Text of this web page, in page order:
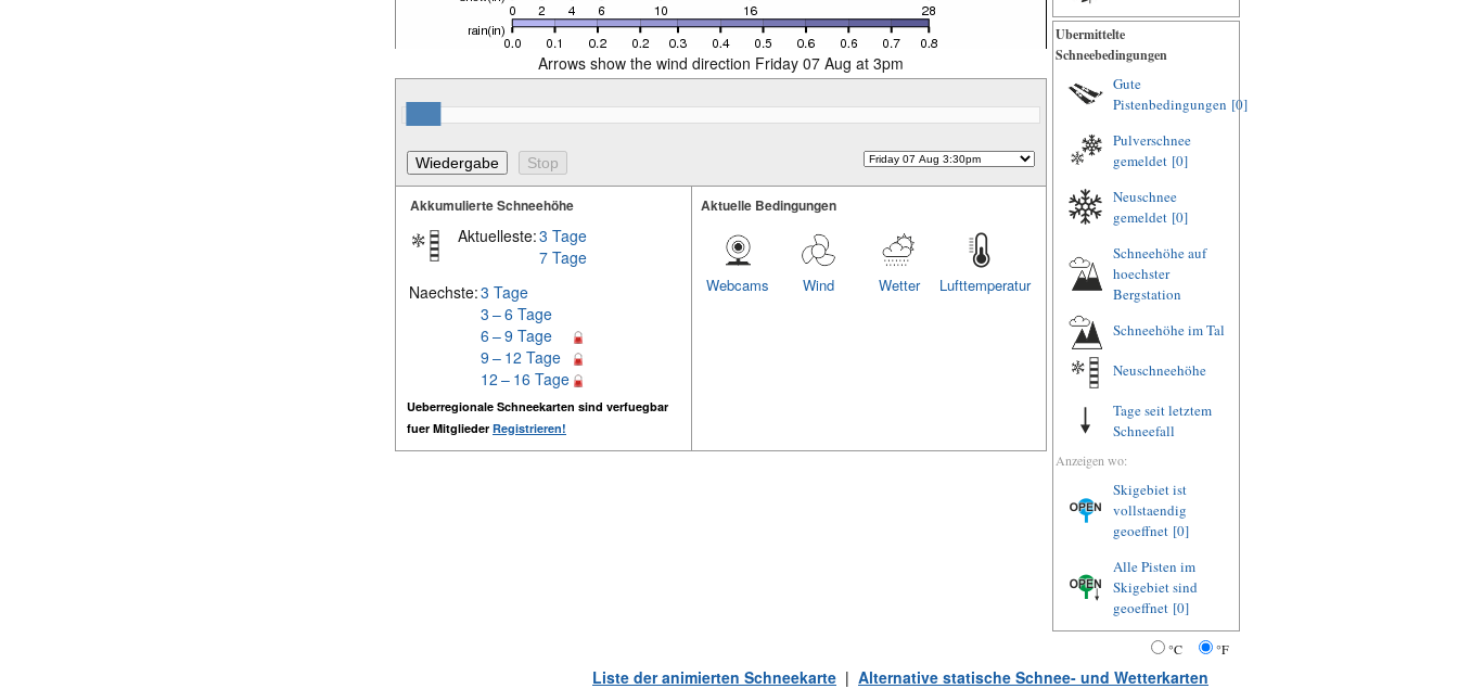
Arrows show the wind direction Friday 07 Aug at 3pm
Akkumulierte Schneehöhe
Aktuelleste:3 Tage
7 Tage
Naechste:3 Tage
3 – 6 Tage
6 – 9 Tage
9 – 12 Tage
12 – 16 Tage
Ueberregionale Schneekarten sind verfuegbar
fuer Mitglieder Registrieren!
Aktuelle Bedingungen
Lufttemperatur
Wetter
Wind
Webcams
Ubermittelte
Schneebedingungen
Gute
Pistenbedingungen [0]
Pulverschnee
gemeldet [0]
Neuschnee
gemeldet [0]
Schneehöhe auf
hoechster
Bergstation
Schneehöhe im Tal
Neuschneehöhe
Tage seit letztem
Schneefall
Anzeigen wo:
Skigebiet ist
vollstaendig
geoeffnet [0]
Alle Pisten im
Skigebiet sind
geoeffnet [0]
°C °F
Liste der animierten Schneekarte | Alternative statische Schnee- und Wetterkarten